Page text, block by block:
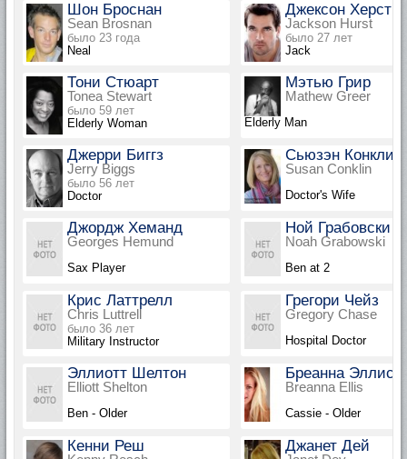
Шон Броснан
Sean Brosnan
было 23 года
Neal
Джексон Херст
Jackson Hurst
было 27 лет
Jack
Тони Стюарт
Tonea Stewart
было 59 лет
Elderly Woman
Мэтью Грир
Mathew Greer
Elderly Man
Джерри Биггз
Jerry Biggs
было 56 лет
Doctor
Сьюзэн Конклин
Susan Conklin
Doctor's Wife
Джордж Хеманд
Georges Hemund
Sax Player
Ной Грабовски
Noah Grabowski
Ben at 2
Крис Латтрелл
Chris Luttrell
было 36 лет
Military Instructor
Грегори Чейз
Gregory Chase
Hospital Doctor
Эллиотт Шелтон
Elliott Shelton
Ben - Older
Бреанна Эллис
Breanna Ellis
Cassie - Older
Кенни Реш Джанет Дей